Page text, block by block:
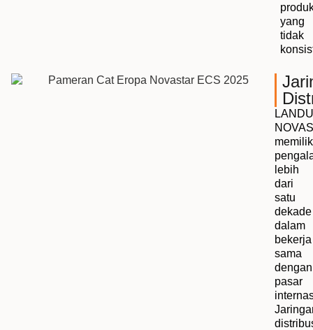
yang
tidak
LANDU
lebih
dari
satu
dekade
dalam
bekerja
sama
dengan
pasar